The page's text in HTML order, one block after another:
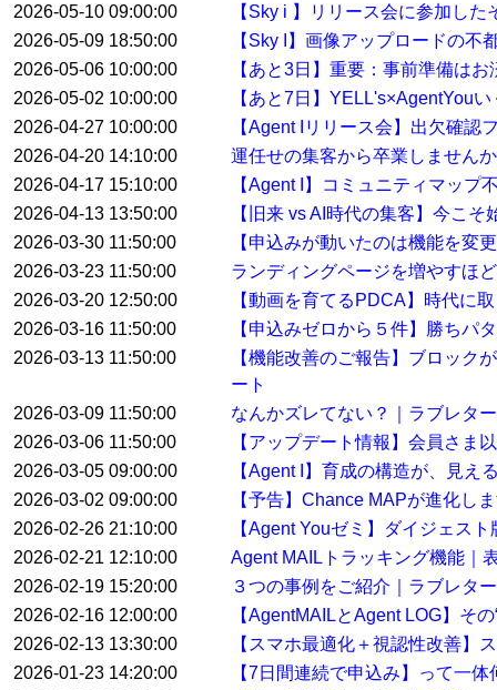
2026-05-10 09:00:00
【Sky i 】リリース会に参加し
2026-05-09 18:50:00
【Sky I】画像アップロードの不
2026-05-06 10:00:00
【あと3日】重要：事前準備は
2026-05-02 10:00:00
【あと7日】YELL's×AgentYou
2026-04-27 10:00:00
【Agent Iリリース会】出欠確認
2026-04-20 14:10:00
運任せの集客から卒業しません
2026-04-17 15:10:00
【Agent I】コミュニティマップ
2026-04-13 13:50:00
【旧来 vs AI時代の集客】今こ
2026-03-30 11:50:00
【申込みが動いたのは機能を変
2026-03-23 11:50:00
ランディングページを増やすほ
2026-03-20 12:50:00
【動画を育てるPDCA】時代に
2026-03-16 11:50:00
【申込みゼロから５件】勝ちパ
2026-03-13 11:50:00
【機能改善のご報告】ブロック
ート
2026-03-09 11:50:00
なんかズレてない？｜ラブレタ
2026-03-06 11:50:00
【アップデート情報】会員さま
2026-03-05 09:00:00
【Agent I】育成の構造が、見え
2026-03-02 09:00:00
【予告】Chance MAPが進化し
2026-02-26 21:10:00
【Agent Youゼミ】ダイジェス
2026-02-21 12:10:00
Agent MAILトラッキング機能｜
2026-02-19 15:20:00
３つの事例をご紹介｜ラブレタ
2026-02-16 12:00:00
【AgentMAILとAgent LOG】そ
2026-02-13 13:30:00
【スマホ最適化＋視認性改善】
2026-01-23 14:20:00
【7日間連続で申込み】って一